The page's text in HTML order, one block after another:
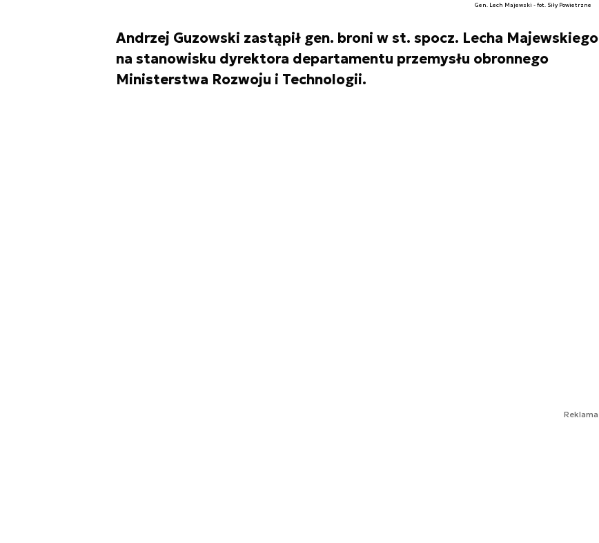
Gen. Lech Majewski - fot. Siły Powietrzne
Andrzej Guzowski zastąpił gen. broni w st. spocz. Lecha Majewskiego
na stanowisku dyrektora departamentu przemysłu obronnego
Ministerstwa Rozwoju i Technologii.
Reklama